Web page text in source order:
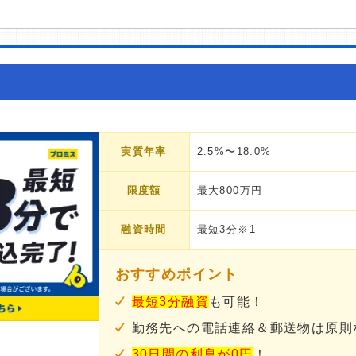
実質年率 2.5%〜18.0%
限度額 最大800万円
融資時間 最短3分※1
おすすめポイント
最短3分融資 も可能！
勤務先への電話連絡＆郵送物は原則